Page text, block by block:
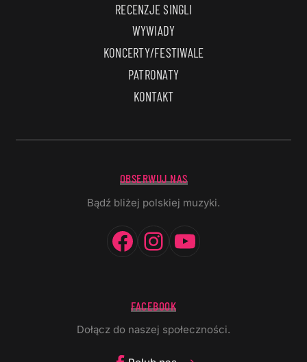
RECENZJE SINGLI
WYWIADY
KONCERTY/FESTIWALE
PATRONATY
KONTAKT
OBSERWUJ NAS
Bądź bliżej polskiej muzyki.
Facebook
Instagram
FACEBOOK
Dołącz do naszej społeczności.